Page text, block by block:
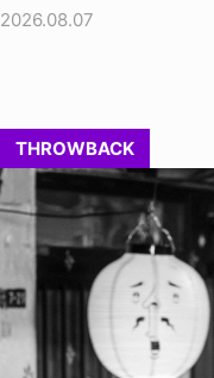
2026.08.07
THROWBACK